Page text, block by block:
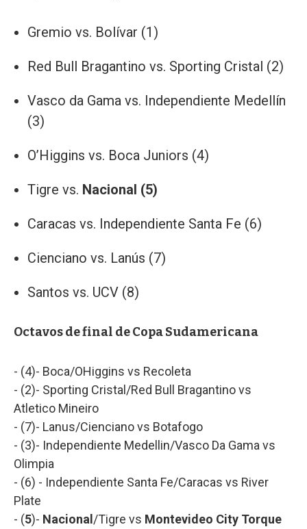
Gremio vs. Bolívar (1)
Red Bull Bragantino vs. Sporting Cristal (2)
Vasco da Gama vs. Independiente Medellín
(3)
O’Higgins vs. Boca Juniors (4)
Tigre vs. Nacional (5)
Caracas vs. Independiente Santa Fe (6)
Cienciano vs. Lanús (7)
Santos vs. UCV (8)
Octavos de final de Copa Sudamericana
- (4)- Boca/OHiggins vs Recoleta
- (2)- Sporting Cristal/Red Bull Bragantino vs
Atletico Mineiro
- (7)- Lanus/Cienciano vs Botafogo
- (3)- Independiente Medellin/Vasco Da Gama vs
Olimpia
- (6) - Independiente Santa Fe/Caracas vs River
Plate
- (5)- Nacional /Tigre vs Montevideo City Torque